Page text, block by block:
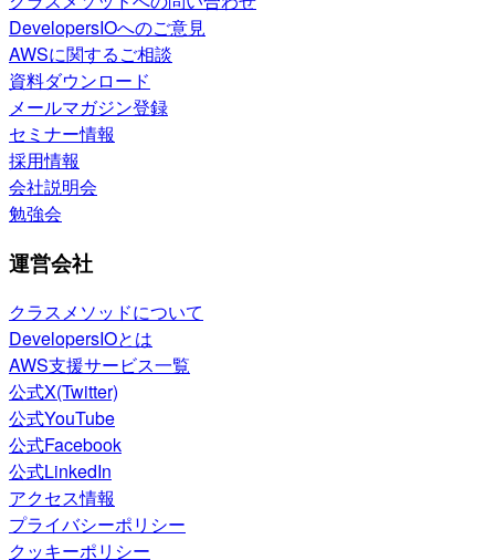
DevelopersIOへのご意見
AWSに関するご相談
資料ダウンロード
メールマガジン登録
セミナー情報
採用情報
会社説明会
勉強会
運営会社
クラスメソッドについて
DevelopersIOとは
AWS支援サービス一覧
公式X(Twitter)
公式YouTube
公式Facebook
公式LinkedIn
アクセス情報
プライバシーポリシー
クッキーポリシー